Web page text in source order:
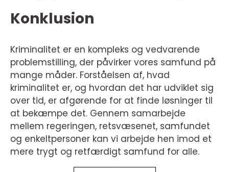
Konklusion
Kriminalitet er en kompleks og vedvarende
problemstilling, der påvirker vores samfund på
mange måder. Forståelsen af, hvad
kriminalitet er, og hvordan det har udviklet sig
over tid, er afgørende for at finde løsninger til
at bekæmpe det. Gennem samarbejde
mellem regeringen, retsvæsenet, samfundet
og enkeltpersoner kan vi arbejde hen imod et
mere trygt og retfærdigt samfund for alle.